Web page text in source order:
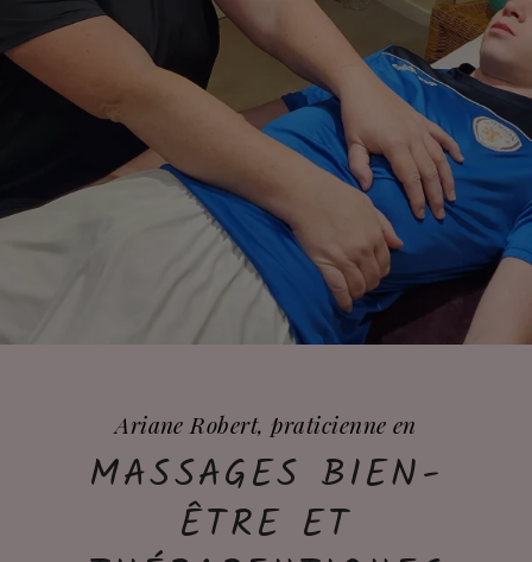
Ariane Robert, praticienne en
MASSAGES BIEN-
ÊTRE ET